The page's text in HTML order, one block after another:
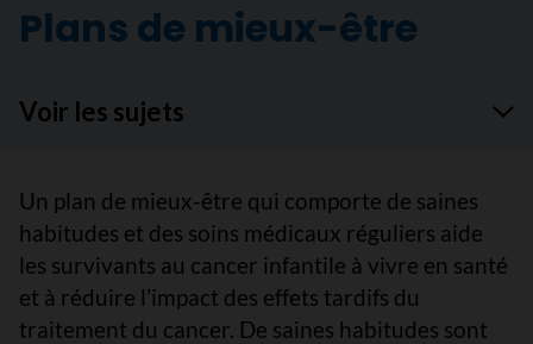
Plans de mieux-être
Voir les sujets
Un plan de mieux-être qui comporte de saines
habitudes et des soins médicaux réguliers aide
les survivants au cancer infantile à vivre en santé
et à réduire l’impact des effets tardifs du
traitement du cancer. De saines habitudes sont